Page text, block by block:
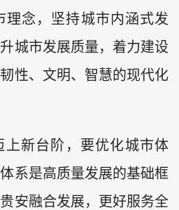
理念，坚持城市内涵式发
城市发展质量，着力建设
性、文明、智慧的现代化
上新台阶，要优化城市体
系是高质量发展的基础框
安融合发展，更好服务全